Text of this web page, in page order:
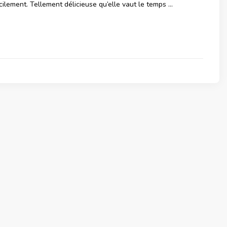
Tellement délicieuse qu’elle vaut le temps …